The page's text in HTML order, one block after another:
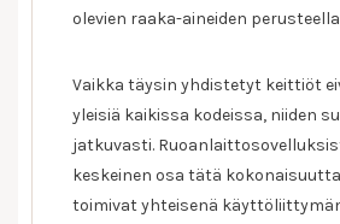
olevien raaka-aineiden
Vaikka täysin yhdistetyt keittiöt
yleisiä kaikissa kodeissa, niiden
jatkuvasti.
keskeinen osa tätä
toimivat yhteisenä